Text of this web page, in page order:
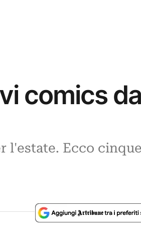
comics da
l'estate. Ecco cinque